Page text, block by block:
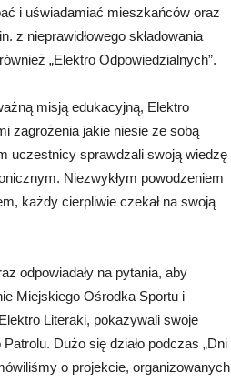
i uświadamiać mieszkańców oraz
z nieprawidłowego składowania
„Elektro Odpowiedzialnych”.
misją edukacyjną, Elektro
zagrożenia jakie niesie ze sobą
uczestnicy sprawdzali swoją wiedzę
Niezwykłym powodzeniem
każdy cierpliwie czekał na swoją
odpowiadały na pytania, aby
Miejskiego Ośrodka Sportu i
Literaki, pokazywali swoje
Dużo się działo podczas „Dni
o projekcie, organizowanych